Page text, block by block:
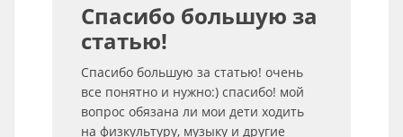
Спасибо большую за
статью!
Спасибо большую за статью! очень
все понятно и нужно:) спасибо! мой
вопрос обязана ли мои дети ходить
на физкультуру, музыку и другие